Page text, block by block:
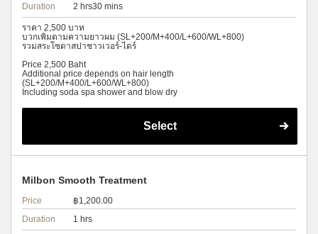
Duration
2 hrs30 mins
ราคา 2,500 บาท
บวกเพิ่มตามความยาวผม (SL+200/M+400/L+600/WL+800)
รวมสระโซดาสปาชาวเวอร์-ไดร์
Price 2,500 Baht
Additional price depends on hair length
(SL+200/M+400/L+600/WL+800)
Including soda spa shower and blow dry
Select
Milbon Smooth Treatment
Price
฿1,200.00
Duration
1 hrs